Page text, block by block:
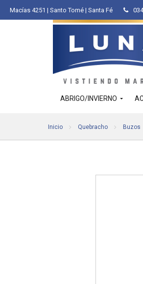
Macías 4251 | Santo Tomé | Santa Fé
ABRIGO/INVIERNO
Inicio Quebracho Buzos